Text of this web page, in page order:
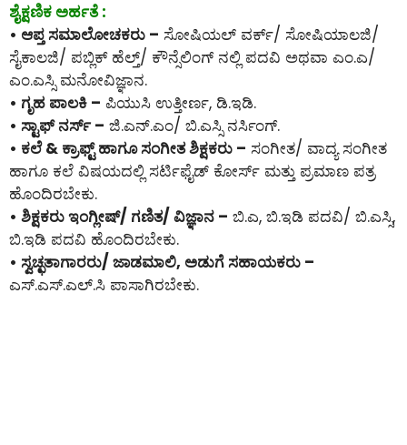
ಶೈಕ್ಷಣಿಕ ಅರ್ಹತೆ :
• ಆಪ್ತ ಸಮಾಲೋಚಕರು – ಸೋಷಿಯಲ್ ವರ್ಕ್/ ಸೋಷಿಯಾಲಜಿ/
ಸೈಕಾಲಜಿ/ ಪಬ್ಲಿಕ್ ಹೆಲ್ತ್/ ಕೌನ್ಸೆಲಿಂಗ್ ನಲ್ಲಿ ಪದವಿ ಅಥವಾ ಎಂ.ಎ/
ಎಂ.ಎಸ್ಸಿ ಮನೋವಿಜ್ಞಾನ.
• ಗೃಹ ಪಾಲಕಿ – ಪಿಯುಸಿ ಉತ್ತೀರ್ಣ, ಡಿ.ಇಡಿ.
• ಸ್ಟಾಫ್ ನರ್ಸ್ – ಜಿ.ಎನ್.ಎಂ/ ಬಿ.ಎಸ್ಸಿ ನರ್ಸಿಂಗ್.
• ಕಲೆ & ಕ್ರಾಫ್ಟ್ ಹಾಗೂ ಸಂಗೀತ ಶಿಕ್ಷಕರು – ಸಂಗೀತ/ ವಾದ್ಯ ಸಂಗೀತ
ಹಾಗೂ ಕಲೆ ವಿಷಯದಲ್ಲಿ ಸರ್ಟಿಫೈಡ್ ಕೋರ್ಸ್ ಮತ್ತು ಪ್ರಮಾಣ ಪತ್ರ
ಹೊಂದಿರಬೇಕು.
• ಶಿಕ್ಷಕರು ಇಂಗ್ಲೀಷ್/ ಗಣಿತ/ ವಿಜ್ಞಾನ – ಬಿ.ಎ, ಬಿ.ಇಡಿ ಪದವಿ/ ಬಿ.ಎಸ್ಸಿ,
ಬಿ.ಇಡಿ ಪದವಿ ಹೊಂದಿರಬೇಕು.
• ಸ್ವಚ್ಛತಾಗಾರರು/ ಜಾಡಮಾಲಿ, ಅಡುಗೆ ಸಹಾಯಕರು –
ಎಸ್.ಎಸ್.ಎಲ್.ಸಿ ಪಾಸಾಗಿರಬೇಕು.